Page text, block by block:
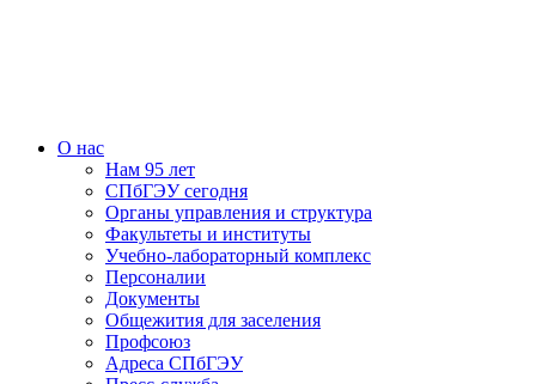
О нас
Нам 95 лет
СПбГЭУ сегодня
Органы управления и структура
Факультеты и институты
Учебно-лабораторный комплекс
Персоналии
Документы
Общежития для заселения
Профсоюз
Адреса СПбГЭУ